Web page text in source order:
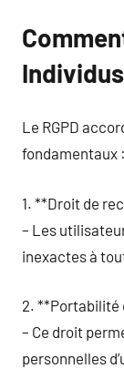
Le RGPD
fondamentaux :
1. **Droit de
– Les
inexactes à
2. **Portabilité
– Ce droit
personnelles